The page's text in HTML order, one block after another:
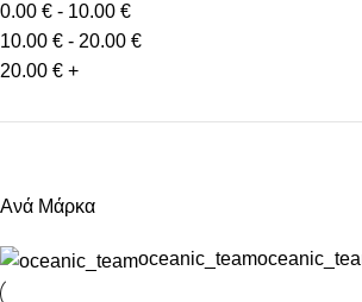
0.00 € - 10.00 €
10.00 € - 20.00 €
20.00 € +
Ανά Μάρκα
oceanic_team